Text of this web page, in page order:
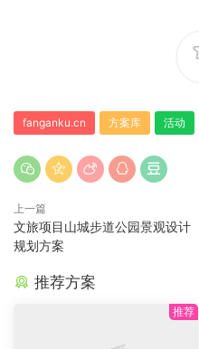
fanganku.cn 方案库 活动
上一篇
文旅项目山城步道公园景观设计
规划方案
推荐方案